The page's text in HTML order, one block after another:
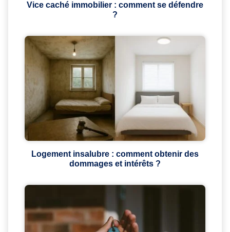
Vice caché immobilier : comment se défendre
?
Logement insalubre : comment obtenir des
dommages et intérêts ?